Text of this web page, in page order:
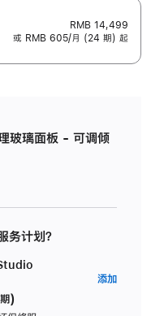
RMB 14,499
或 RMB 605/月 (24 期) 起
璃面板 - 可调倾
计划？
)
添加